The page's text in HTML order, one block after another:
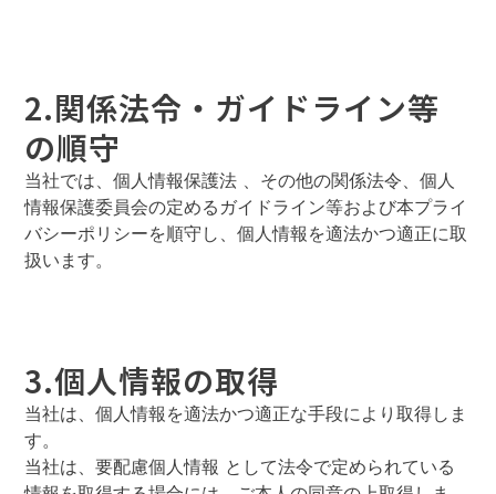
2.関係法令・ガイドライン等
の順守
当社では、個人情報保護法 、その他の関係法令、個人
情報保護委員会の定めるガイドライン等および本プライ
バシーポリシーを順守し、個人情報を適法かつ適正に取
扱います。
3.個人情報の取得
当社は、個人情報を適法かつ適正な手段により取得しま
す。
当社は、要配慮個人情報 として法令で定められている